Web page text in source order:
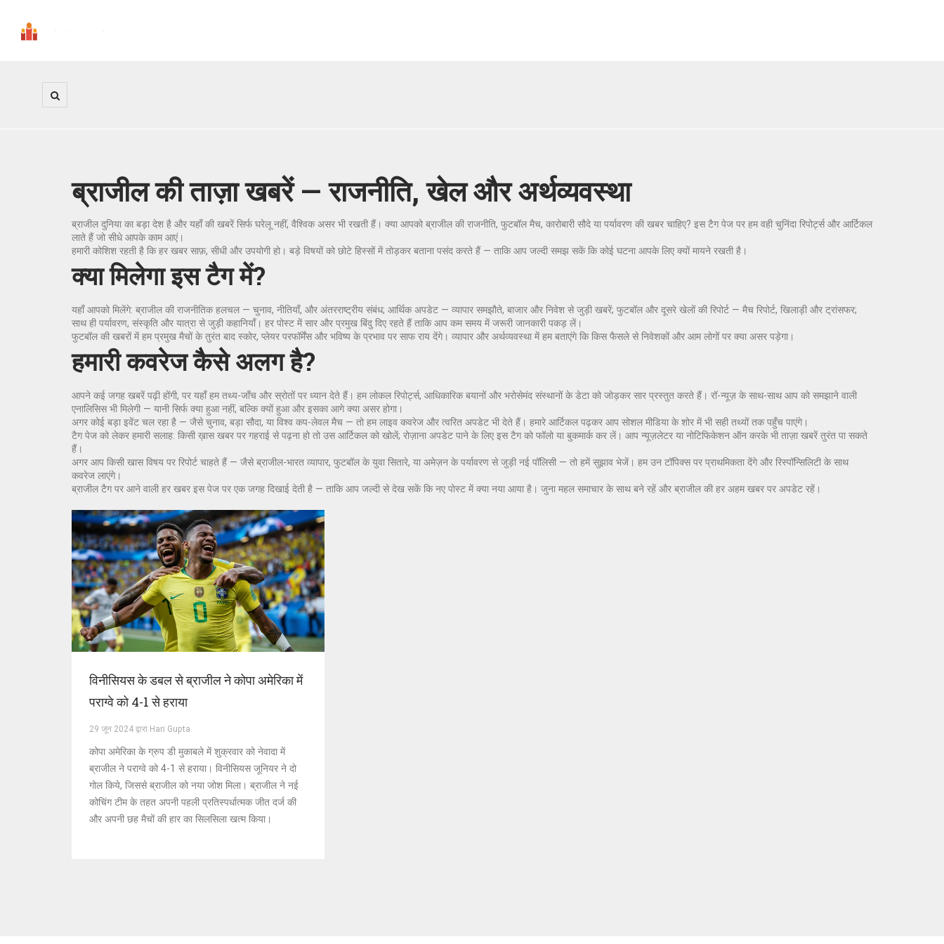
ब्राजील की ताज़ा खबरें — राजनीति, खेल और अर्थव्यवस्था
ब्राजील दुनिया का बड़ा देश है और यहाँ की खबरें सिर्फ घरेलू नहीं, वैश्विक असर भी रखती हैं। क्या आपको ब्राजील की राजनीति, फुटबॉल मैच, कारोबारी सौदे या पर्यावरण की खबर चाहिए? इस टैग पेज पर हम वही चुनिंदा रिपोर्ट्स और आर्टिकल
लाते हैं जो सीधे आपके काम आएं।
हमारी कोशिश रहती है कि हर खबर साफ़, सीधी और उपयोगी हो। बड़े विषयों को छोटे हिस्सों में तोड़कर बताना पसंद करते हैं — ताकि आप जल्दी समझ सकें कि कोई घटना आपके लिए क्यों मायने रखती है।
क्या मिलेगा इस टैग में?
यहाँ आपको मिलेंगे: ब्राजील की राजनीतिक हलचल — चुनाव, नीतियाँ, और अंतरराष्ट्रीय संबंध; आर्थिक अपडेट — व्यापार समझौते, बाजार और निवेश से जुड़ी खबरें; फुटबॉल और दूसरे खेलों की रिपोर्ट — मैच रिपोर्ट, खिलाड़ी और ट्रांसफर;
साथ ही पर्यावरण, संस्कृति और यात्रा से जुड़ी कहानियाँ। हर पोस्ट में सार और प्रमुख बिंदु दिए रहते हैं ताकि आप कम समय में जरूरी जानकारी पकड़ लें।
फुटबॉल की खबरों में हम प्रमुख मैचों के तुरंत बाद स्कोर, प्लेयर परफॉर्मेंस और भविष्य के प्रभाव पर साफ राय देंगे। व्यापार और अर्थव्यवस्था में हम बताएंगे कि किस फैसले से निवेशकों और आम लोगों पर क्या असर पड़ेगा।
हमारी कवरेज कैसे अलग है?
आपने कई जगह खबरें पढ़ी होंगी, पर यहाँ हम तथ्य-जाँच और स्रोतों पर ध्यान देते हैं। हम लोकल रिपोर्ट्स, आधिकारिक बयानों और भरोसेमंद संस्थानों के डेटा को जोड़कर सार प्रस्तुत करते हैं। रॉ-न्यूज़ के साथ-साथ आप को समझाने वाली
एनालिसिस भी मिलेगी — यानी सिर्फ क्या हुआ नहीं, बल्कि क्यों हुआ और इसका आगे क्या असर होगा।
अगर कोई बड़ा इवेंट चल रहा है — जैसे चुनाव, बड़ा सौदा, या विश्व कप-लेवल मैच — तो हम लाइव कवरेज और त्वरित अपडेट भी देते हैं। हमारे आर्टिकल पढ़कर आप सोशल मीडिया के शोर में भी सही तथ्यों तक पहुँच पाएंगे।
टैग पेज को लेकर हमारी सलाह: किसी ख़ास खबर पर गहराई से पढ़ना हो तो उस आर्टिकल को खोलें; रोज़ाना अपडेट पाने के लिए इस टैग को फॉलो या बुकमार्क कर लें। आप न्यूज़लेटर या नोटिफिकेशन ऑन करके भी ताज़ा खबरें तुरंत पा सकते
हैं।
अगर आप किसी खास विषय पर रिपोर्ट चाहते हैं — जैसे ब्राजील-भारत व्यापार, फुटबॉल के युवा सितारे, या अमेज़न के पर्यावरण से जुड़ी नई पॉलिसी — तो हमें सुझाव भेजें। हम उन टॉपिक्स पर प्राथमिकता देंगे और रिस्पॉन्सिलिटी के साथ
कवरेज लाएंगे।
ब्राजील टैग पर आने वाली हर खबर इस पेज पर एक जगह दिखाई देती है — ताकि आप जल्दी से देख सकें कि नए पोस्ट में क्या नया आया है। जुना महल समाचार के साथ बने रहें और ब्राजील की हर अहम खबर पर अपडेट रहें।
विनीसियस के डबल से ब्राजील ने कोपा अमेरिका में
पराग्वे को 4-1 से हराया
29 जून 2024 द्वारा Hari Gupta
कोपा अमेरिका के ग्रुप डी मुकाबले में शुक्रवार को नेवादा में
ब्राजील ने पराग्वे को 4-1 से हराया। विनीसियस जूनियर ने दो
गोल किये, जिससे ब्राजील को नया जोश मिला। ब्राजील ने नई
कोचिंग टीम के तहत अपनी पहली प्रतिस्पर्धात्मक जीत दर्ज की
और अपनी छह मैचों की हार का सिलसिला खत्म किया।